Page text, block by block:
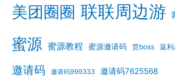
美团圈圈 联联周边游
蜜源 蜜源教程 蜜源邀请码 货boss 返
邀请码 邀请码999333 邀请码7625568